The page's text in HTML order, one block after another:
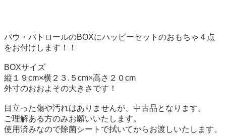
パウ・パトロールのBOXにハッピーセットのおもちゃ４点
をお付けします！！
BOXサイズ
縦１９cm×横２３.５cm×高さ２０cm
外寸のおおよその大きさです！
目立った傷や汚れはありませんが、中古品となります。
ご理解ある方のみお願いいたします。
使用済みなので除菌シートで拭いてからお渡しいたします。